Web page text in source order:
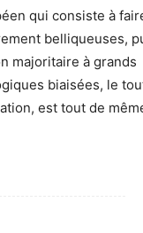
qui consiste à
belliqueuses,
majoritaire à grands
biaisées, le
est tout de